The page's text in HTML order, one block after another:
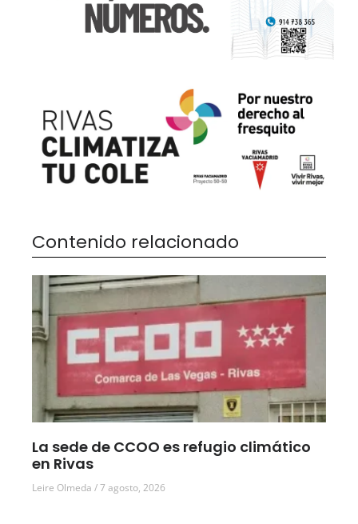
Contenido relacionado
La sede de CCOO es refugio climático
en Rivas
Leire Olmeda 7 agosto, 2026